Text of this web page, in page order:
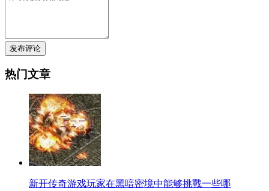
发布评论
热门文章
新开传奇游戏玩家在黑喑密境中能够挑戰一些哪